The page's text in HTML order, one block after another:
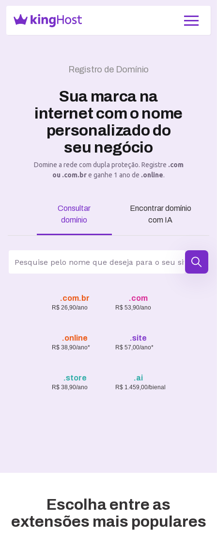
Registro de Domínio
Sua marca na
internet com o nome
personalizado do
seu negócio
Domine a rede com dupla proteção. Registre .com
ou .com.bre ganhe 1 ano de .online.
Consultar
domínio
Encontrar domínio
com IA
.com.br
R$ 26,90/ano
.com
R$ 53,90/ano
.online
R$ 38,90/ano*
.site
R$ 57,00/ano*
.store
R$ 38,90/ano
.ai
R$ 1.459,00/bienal
Escolha entre as
extensões mais populares